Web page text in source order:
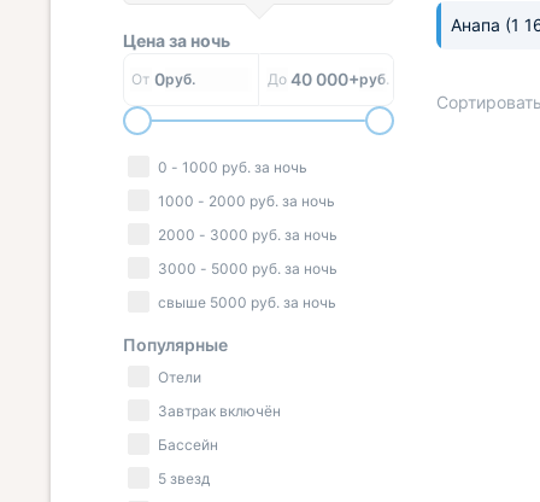
Анапа (1
Цена за ночь
От 0руб. До 40 000+руб.
0 - 1000 руб. за ночь
1000 - 2000 руб. за ночь
2000 - 3000 руб. за ночь
3000 - 5000 руб. за ночь
свыше 5000 руб. за ночь
Популярные
Отели
Завтрак включён
Бассейн
5 звезд